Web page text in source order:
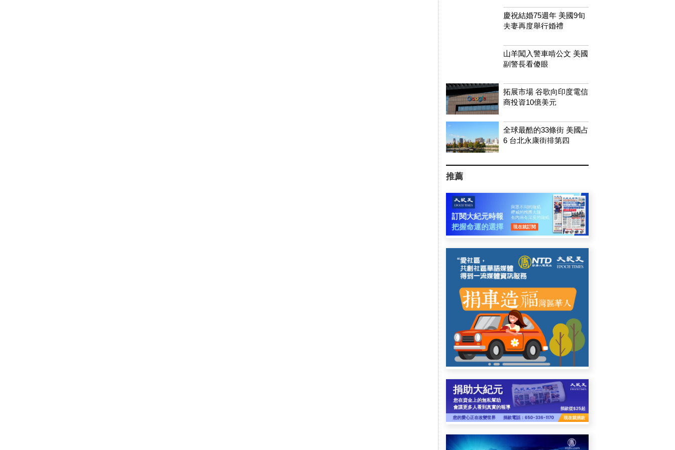
慶祝結婚75週年 美國9旬
夫妻再度舉行婚禮
山羊闖入警車啃公文 美國
副警長看傻眼
拓展市場 谷歌向印度電信
商投資10億美元
全球最酷的33條街 美國占
6 台北永康街排第四
推薦